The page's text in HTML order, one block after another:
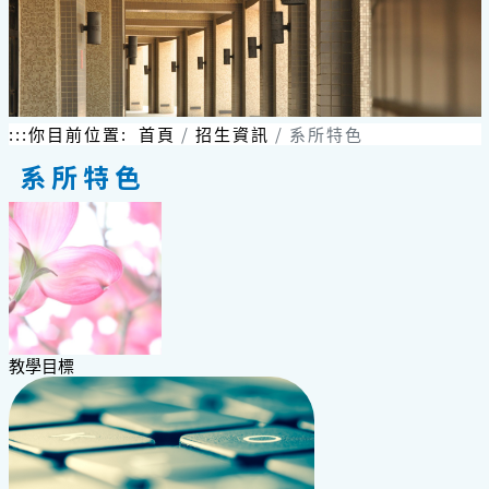
跳
到
內
容
區:::你目前位置: 首頁 招生資訊 系所特色
系所特色
教學目標